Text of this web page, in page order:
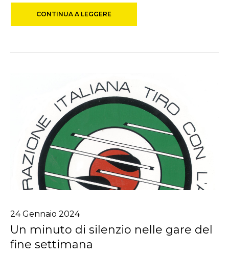
CONTINUA A LEGGERE
24 Gennaio 2024
Un minuto di silenzio nelle gare del
fine settimana